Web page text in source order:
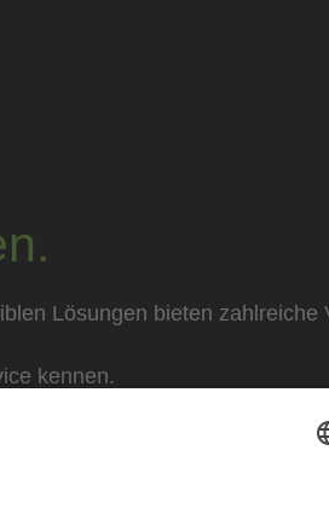
Lösungen bieten zahlreiche
kennen.